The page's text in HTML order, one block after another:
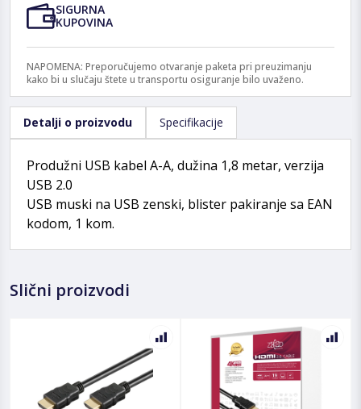
SIGURNA
KUPOVINA
NAPOMENA: Preporučujemo otvaranje paketa pri preuzimanju
kako bi u slučaju štete u transportu osiguranje bilo uvaženo.
Detalji o proizvodu Specifikacije
Produžni USB kabel A-A, dužina 1,8 metar, verzija
USB 2.0
USB muski na USB zenski, blister pakiranje sa EAN
kodom, 1 kom.
Slični proizvodi